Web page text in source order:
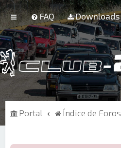
FAQ Downloads
Portal Índice de Foros